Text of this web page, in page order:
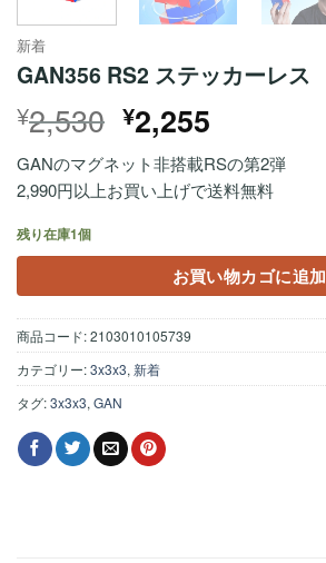
新着
GAN356 RS2 ステッカーレス
¥2,530 元
の
価
格
¥2,530
で
し
た。
¥2,255
在
の
価
は
¥2,255
で
す。
GANのマグネット非搭載RSの第2弾
2,990円以上お買い上げで送料無料
残り在庫1個
お買い物カゴに追加
商品コード:2103010105739
カテゴリー:3x3x3, 新着
タグ:3x3x3, GAN